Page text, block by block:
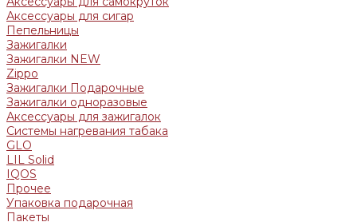
Аксессуары для сигар
Пепельницы
Зажигалки
Зажигалки NEW
Zippo
Зажигалки Подарочные
Зажигалки одноразовые
Аксессуары для зажигалок
Системы нагревания табака
GLO
LIL Solid
IQOS
Прочее
Упаковка подарочная
Пакеты